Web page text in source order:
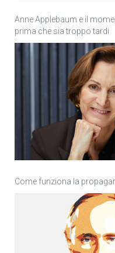
Anne Applebaum e il
prima che sia troppo tardi
Come funziona la